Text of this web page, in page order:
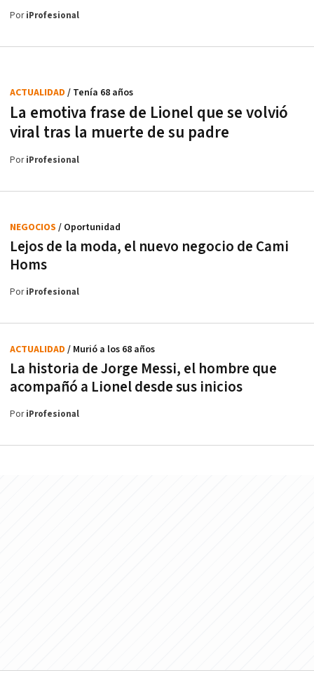
PoriProfesional
La emotiva frase de Lionel que se volvió
viral tras la muerte de su padre
ACTUALIDAD / Tenía 68 años
PoriProfesional
Lejos de la moda, el nuevo negocio de Cami
Homs
NEGOCIOS / Oportunidad
PoriProfesional
La historia de Jorge Messi, el hombre que
acompañó a Lionel desde sus inicios
ACTUALIDAD / Murió a los 68 años
PoriProfesional